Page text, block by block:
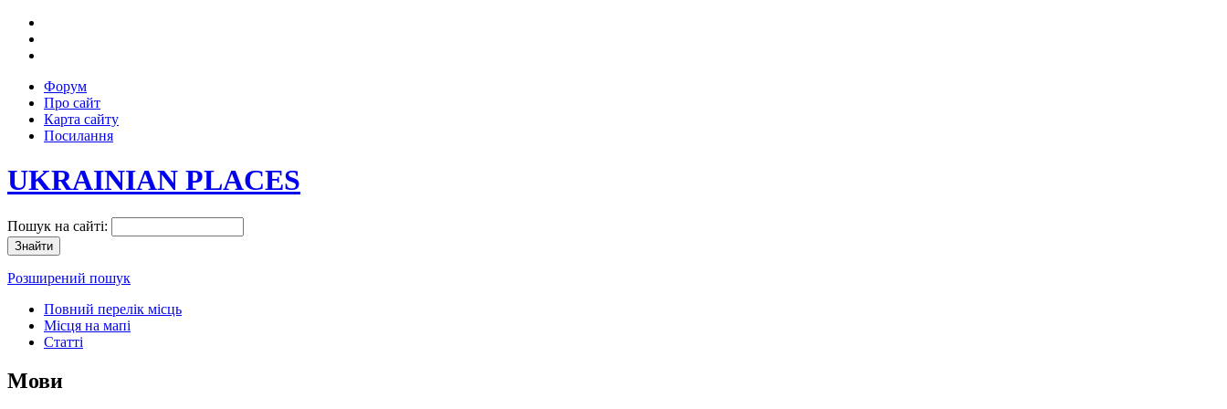
Форум
Про сайт
Карта сайту
Посилання
UKRAINIAN PLACES
Пошук на сайті:
Розширений пошук
Повний перелік місць
Місця на мапі
Статті
Мови